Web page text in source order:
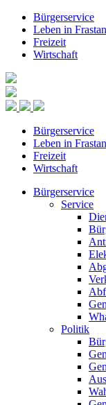
Bürgerservice
Leben in
Freizeit
Wirtschaft
Bürgerservice
Leben in
Freizeit
Wirtschaft
Bürgerservice
Service
Politik